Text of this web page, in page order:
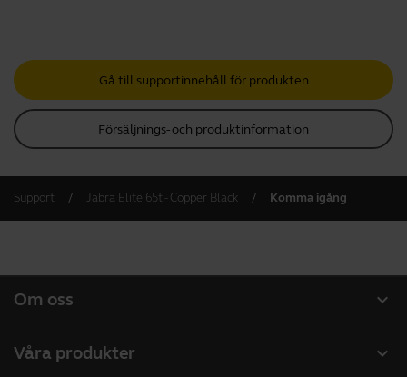
Gå till supportinnehåll för produkten
Försäljnings- och produktinformation
Support Jabra Elite 65t - Copper Black Komma igång
expand_more
Om oss
expand_more
Våra produkter